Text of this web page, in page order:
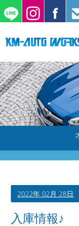
2022年 02月 28日
入庫情報♪